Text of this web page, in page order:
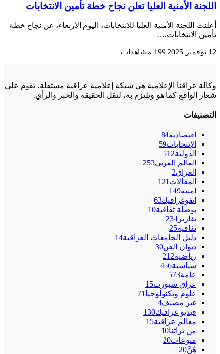
اللجنة الأمنية العليا تعلن نجاح خطة تأمين الانتخابات
أعلنت اللجنة الأمنية العليا للانتخابات، اليوم الأربعاء، عن نجاح خطة
تأمين الانتخابات،…
12 نوفمبر 2025 199 مشاهدات
وكالة عراقنا الإعلامية هي شبكة إعلامية عراقية مستقلة، تقوم على
شعار الواقع كما هو وتلتزم به، لنقل الحقيقة والخبر والرأي.
التصنيفات
اقتصادية84
الإنتخابات59
الدولية512
العالم العربي253
العراق2
المقالات 121
امنية149
انفوغرافيك63
بوصلة ثقافية10
تقارير 234
ثقافية25
دليل الجامعات العراقية14
ديوان الفن30
رياضية212
سياسية466
عامة573
عراق سبورت15
علوم وتكنولوجيا 71
غير مصنف4
فيديو غرافيك130
معالم عراقية15
من تراثنا10
منوعات20
هُنَّ20